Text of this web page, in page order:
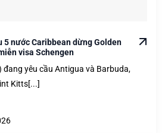
5 nước Caribbean dừng Golden
visa Schengen
đang yêu cầu Antigua và Barbuda,
Kitts[...]